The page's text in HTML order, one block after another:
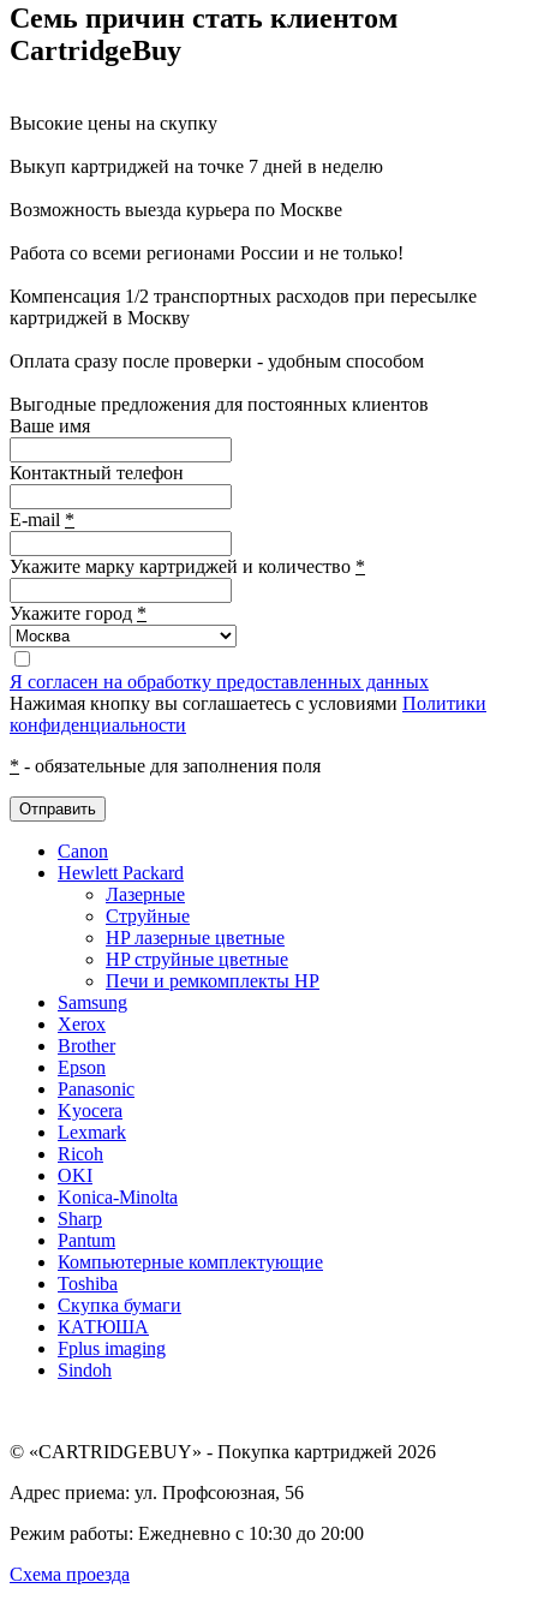
Семь причин стать клиентом
CartridgeBuy
Высокие цены на скупку
Выкуп картриджей на точке 7 дней в неделю
Возможность выезда курьера по Москве
Работа со всеми регионами России и не только!
Компенсация 1/2 транспортных расходов при пересылке
картриджей в Москву
Оплата сразу после проверки - удобным способом
Выгодные предложения для постоянных клиентов
Ваше имя
Контактный телефон
E-mail *
Укажите марку картриджей и количество *
Укажите город *
Я согласен на обработку предоставленных данных
Нажимая кнопку вы соглашаетесь с условиями Политики
конфиденциальности
* - обязательные для заполнения поля
Отправить
Canon
Hewlett Packard
Лазерные
Струйные
HP лазерные цветные
HP струйные цветные
Печи и ремкомплекты HP
Samsung
Xerox
Brother
Epson
Panasonic
Kyocera
Lexmark
Ricoh
OKI
Konica-Minolta
Sharp
Pantum
Компьютерные комплектующие
Toshiba
Скупка бумаги
КАТЮША
Fplus imaging
Sindoh
© «CARTRIDGEBUY» - Покупка картриджей 2026
Адрес приема: ул. Профсоюзная, 56
Режим работы: Ежедневно с 10:30 до 20:00
Схема проезда